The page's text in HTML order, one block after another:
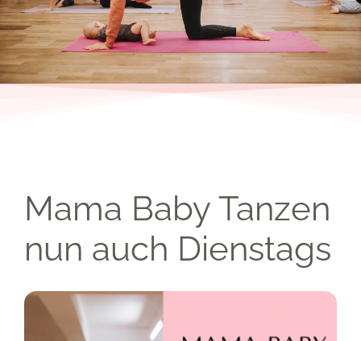
Mama Baby Tanzen
nun auch Dienstags
Zeige
grösseres